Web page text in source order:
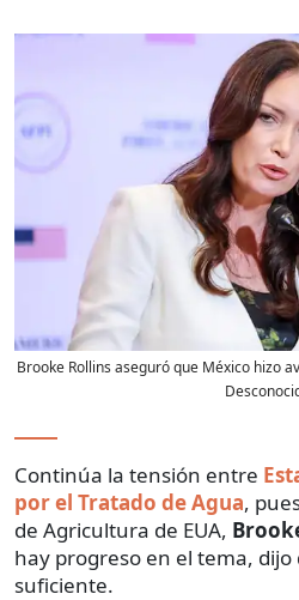
Brooke Rollins aseguró que México hizo
Continúa la tensión entre
por el Tratado de Agua,
de Agricultura de EUA,
hay progreso en el tema,
suficiente.